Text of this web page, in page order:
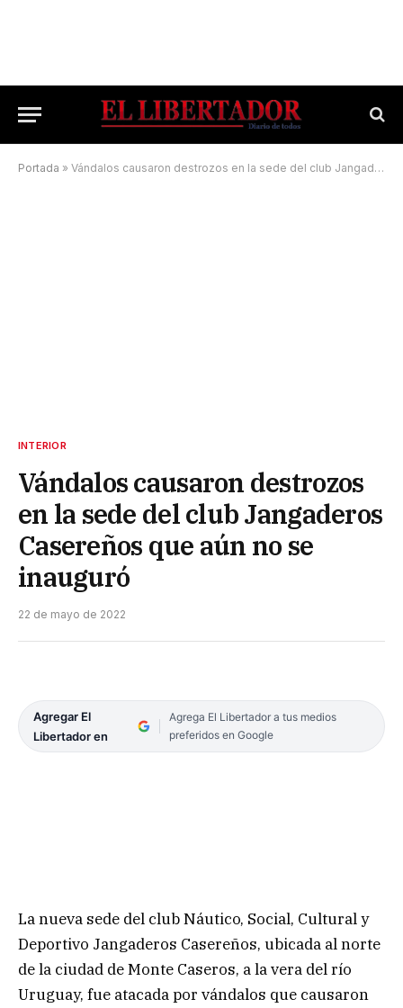
Portada » Vándalos causaron destrozos en la sede del club Jangaderos Casereños que aún no se inauguró
INTERIOR
Vándalos causaron destrozos
en la sede del club Jangaderos
Casereños que aún no se
inauguró
22 de mayo de 2022
Agregar El
Libertador en
Agrega El Libertador a tus medios
preferidos en Google
La nueva sede del club Náutico, Social, Cultural y
Deportivo Jangaderos Casereños, ubicada al norte
de la ciudad de Monte Caseros, a la vera del río
Uruguay, fue atacada por vándalos que causaron